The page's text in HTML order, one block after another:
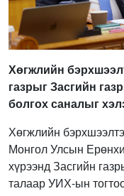
Хөгжлийн
газрыг Засгийн
болгох саналыг
Хөгжлийн
Монгол Улсын
хүрээнд Засгийн
талаар УИХ-ын